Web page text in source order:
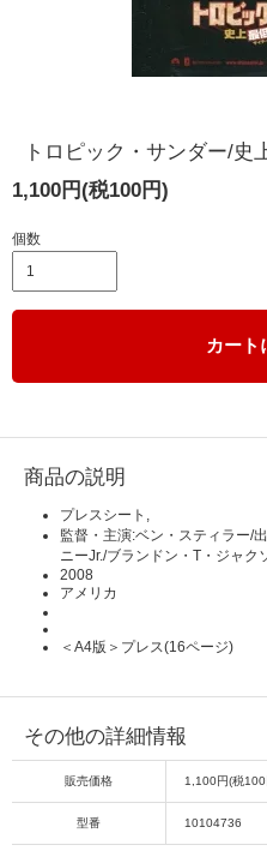
トロピック・サンダー/史
1,100円(税100円)
個数
カート
商品の説明
プレスシート,
監督・主演:ベン・スティラー/
ニーJr./ブランドン・T・ジャク
2008
アメリカ
＜A4版＞プレス(16ページ)
その他の詳細情報
販売価格 1,100円(税100
型番 10104736